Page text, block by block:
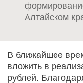
Алтайском
В ближайшее
вложить в
рублей.